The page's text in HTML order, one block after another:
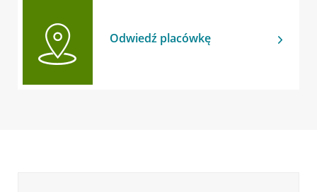
Odwiedź placówkę